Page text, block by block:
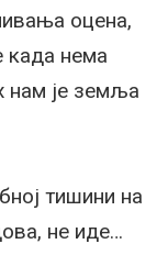
оцена,
када нема
нам је земља
тишини на
не иде…